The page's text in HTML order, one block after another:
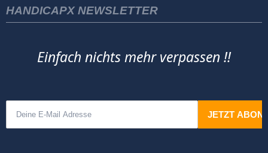
HANDICAPX NEWSLETTER
Einfach nichts mehr verpassen !!